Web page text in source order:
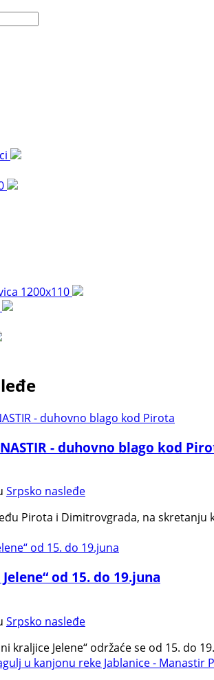
- duhovno blago kod
Srpsko nasleđe
Pirota i Dimitrovgrada, na skretanju
od 15. do 19.juna
Srpsko nasleđe
kraljice Jelene“ održaće se od 15. do